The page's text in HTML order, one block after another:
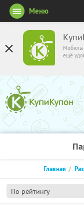
ещё
Меню
По рейтингу
Главная